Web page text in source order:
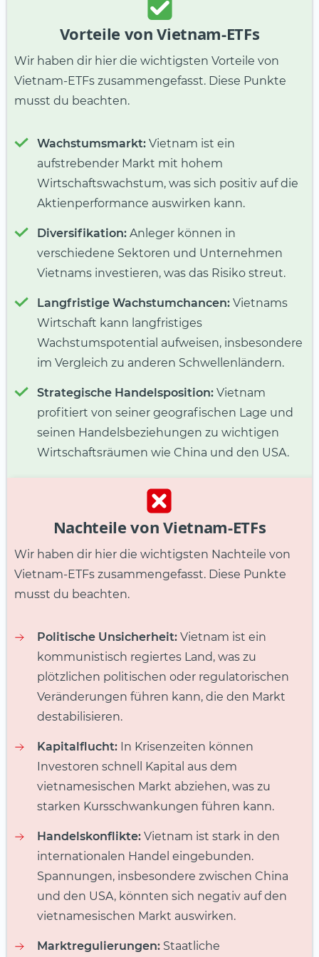
Vorteile von Vietnam-ETFs
Wir haben dir hier die wichtigsten Vorteile von
Vietnam-ETFs zusammengefasst. Diese Punkte
musst du beachten.
Wachstumsmarkt: Vietnam ist ein
aufstrebender Markt mit hohem
Wirtschaftswachstum, was sich positiv auf die
Aktienperformance auswirken kann.
Diversifikation: Anleger können in
verschiedene Sektoren und Unternehmen
Vietnams investieren, was das Risiko streut.
Langfristige Wachstumchancen: Vietnams
Wirtschaft kann langfristiges
Wachstumspotential aufweisen, insbesondere
im Vergleich zu anderen Schwellenländern.
Strategische Handelsposition: Vietnam
profitiert von seiner geografischen Lage und
seinen Handelsbeziehungen zu wichtigen
Wirtschaftsräumen wie China und den USA.
Nachteile von Vietnam-ETFs
Wir haben dir hier die wichtigsten Nachteile von
Vietnam-ETFs zusammengefasst. Diese Punkte
musst du beachten.
Politische Unsicherheit: Vietnam ist ein
kommunistisch regiertes Land, was zu
plötzlichen politischen oder regulatorischen
Veränderungen führen kann, die den Markt
destabilisieren.
Kapitalflucht: In Krisenzeiten können
Investoren schnell Kapital aus dem
vietnamesischen Markt abziehen, was zu
starken Kursschwankungen führen kann.
Handelskonflikte: Vietnam ist stark in den
internationalen Handel eingebunden.
Spannungen, insbesondere zwischen China
und den USA, könnten sich negativ auf den
vietnamesischen Markt auswirken.
Marktregulierungen: Staatliche